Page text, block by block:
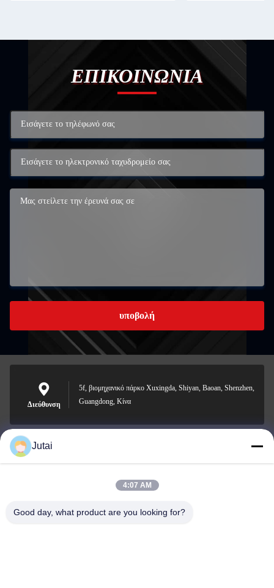
ΕΠΙΚΟΙΝΩΝΙΑ
υποβολή
Διεύθυνση
5f, βιομηχανικό πάρκο Xuxingda, Shiyan, Baoan, Shenzhen,
Guangdong, Κίνα
jutaisales18@gmail.com
Jutai
4:07 AM
Good day, what product are you looking for?